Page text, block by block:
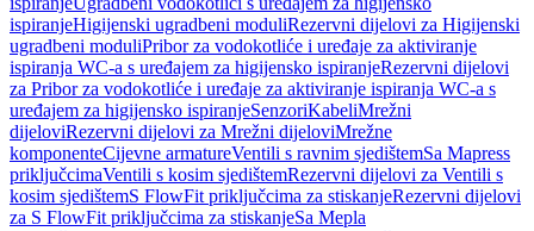
ispiranjeHigijenski ugradbeni moduliRezervni dijelovi za Higijenski
ugradbeni moduliPribor za vodokotliće i uređaje za aktiviranje
ispiranja WC-a s uređajem za higijensko ispiranjeRezervni dijelovi
za Pribor za vodokotliće i uređaje za aktiviranje ispiranja WC-a s
uređajem za higijensko ispiranjeSenzoriKabeliMrežni
dijeloviRezervni dijelovi za Mrežni dijeloviMrežne
komponenteCijevne armatureVentili s ravnim sjedištemSa Mapress
priključcimaVentili s kosim sjedištemRezervni dijelovi za Ventili s
kosim sjedištemS FlowFit priključcima za stiskanjeRezervni dijelovi
za S FlowFit priključcima za stiskanjeSa Mepla